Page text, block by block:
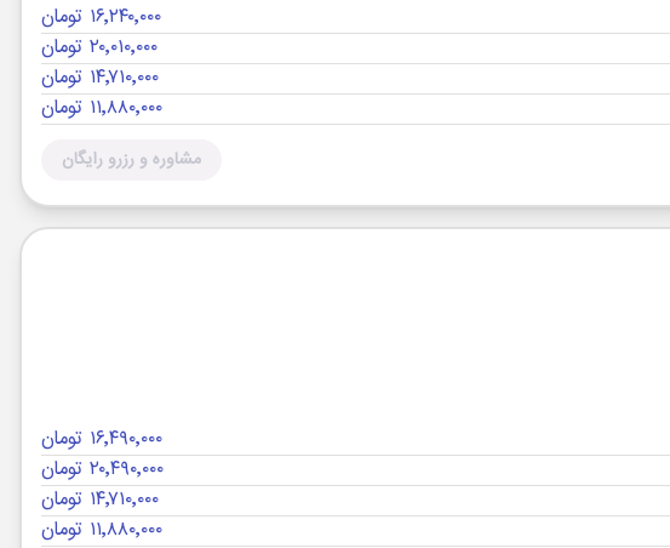
۱۶٬۲۴۰٬۰۰۰ تومان
۲۰٬۰۱۰٬۰۰۰ تومان
۱۴٬۷۱۰٬۰۰۰ تومان
۱۱٬۸۸۰٬۰۰۰ تومان
مشاوره و رزرو رایگان
۱۶٬۴۹۰٬۰۰۰ تومان
۲۰٬۴۹۰٬۰۰۰ تومان
۱۴٬۷۱۰٬۰۰۰ تومان
۱۱٬۸۸۰٬۰۰۰ تومان